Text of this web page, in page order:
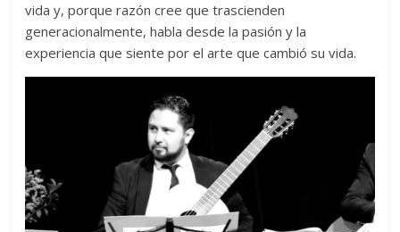
vida y, porque razón cree que trascienden
generacionalmente, habla desde la pasión y la
experiencia que siente por el arte que cambió su vida.